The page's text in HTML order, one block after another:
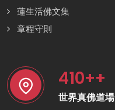
蓮生活佛文集
章程守則
410++
世界真佛道場